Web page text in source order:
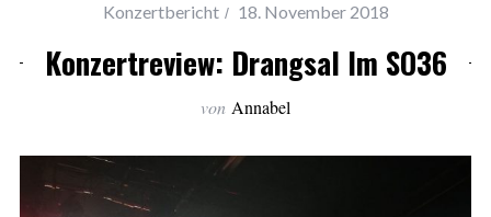
Konzertbericht 18. November 2018
Konzertreview: Drangsal Im SO36
von Annabel